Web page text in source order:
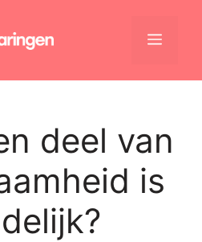
Menu
deel van
is